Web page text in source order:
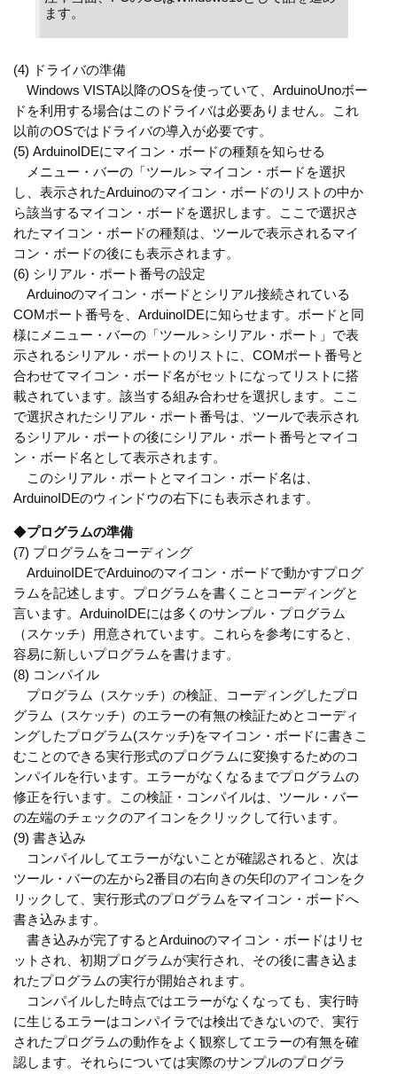
ます。
(4) ドライバの準備
Windows VISTA以降のOSを使っていて、ArduinoUnoボー
ドを利用する場合はこのドライバは必要ありません。これ
以前のOSではドライバの導入が必要です。
(5) ArduinoIDEにマイコン・ボードの種類を知らせる
メニュー・バーの「ツール＞マイコン・ボードを選択
し、表示されたArduinoのマイコン・ボードのリストの中か
ら該当するマイコン・ボードを選択します。ここで選択さ
れたマイコン・ボードの種類は、ツールで表示されるマイ
コン・ボードの後にも表示されます。
(6) シリアル・ポート番号の設定
Arduinoのマイコン・ボードとシリアル接続されている
COMポート番号を、ArduinoIDEに知らせます。ボードと同
様にメニュー・バーの「ツール＞シリアル・ポート」で表
示されるシリアル・ポートのリストに、COMポート番号と
合わせてマイコン・ボード名がセットになってリストに搭
載されています。該当する組み合わせを選択します。ここ
で選択されたシリアル・ポート番号は、ツールで表示され
るシリアル・ポートの後にシリアル・ポート番号とマイコ
ン・ボード名として表示されます。
このシリアル・ポートとマイコン・ボード名は、
ArduinoIDEのウィンドウの右下にも表示されます。
◆プログラムの準備
(7) プログラムをコーディング
ArduinoIDEでArduinoのマイコン・ボードで動かすプログ
ラムを記述します。プログラムを書くことコーディングと
言います。ArduinoIDEには多くのサンプル・プログラム
（スケッチ）用意されています。これらを参考にすると、
容易に新しいプログラムを書けます。
(8) コンパイル
プログラム（スケッチ）の検証、コーディングしたプロ
グラム（スケッチ）のエラーの有無の検証ためとコーディ
ングしたプログラム(スケッチ)をマイコン・ボードに書きこ
むことのできる実行形式のプログラムに変換するためのコ
ンパイルを行います。エラーがなくなるまでプログラムの
修正を行います。この検証・コンパイルは、ツール・バー
の左端のチェックのアイコンをクリックして行います。
(9) 書き込み
コンパイルしてエラーがないことが確認されると、次は
ツール・バーの左から2番目の右向きの矢印のアイコンをク
リックして、実行形式のプログラムをマイコン・ボードへ
書き込みます。
書き込みが完了するとArduinoのマイコン・ボードはリセ
ットされ、初期プログラムが実行され、その後に書き込ま
れたプログラムの実行が開始されます。
コンパイルした時点ではエラーがなくなっても、実行時
に生じるエラーはコンパイラでは検出できないので、実行
されたプログラムの動作をよく観察してエラーの有無を確
認します。それらについては実際のサンプルのプログラ